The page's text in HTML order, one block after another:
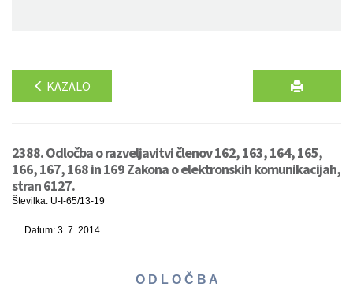
KAZALO
2388. Odločba o razveljavitvi členov 162, 163, 164, 165,
166, 167, 168 in 169 Zakona o elektronskih komunikacijah,
stran 6127.
Številka: U-I-65/13-19
Datum: 3. 7. 2014
O D L O Č B A